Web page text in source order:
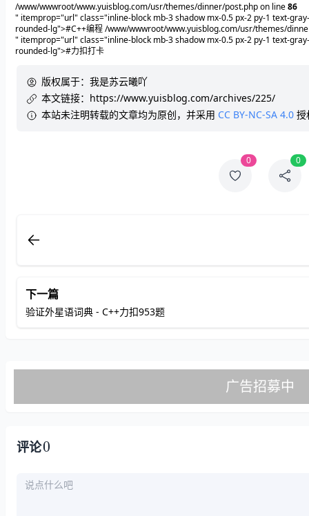
/www/wwwroot/www.yuisblog.com/usr/themes/dinner/post.php on line86
" itemprop="url" class="inline-block mb-3 shadow mx-0.5 px-2 py-1 text-
rounded-lg">#C++编程/www/wwwroot/www.yuisblog.com/usr/themes/
" itemprop="url" class="inline-block mb-3 shadow mx-0.5 px-2 py-1 text-
rounded-lg">#力扣打卡
版权属于： 我是苏云曦吖
本文链接： https://www.yuisblog.com/archives/225/
本站未注明转载的文章均为原创，并采用 CC BY-NC-SA 4.0 授
0 0
下一篇
验证外星语词典 - C++力扣953题
评论0